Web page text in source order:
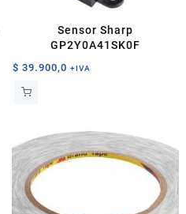
Sensor Sharp
GP2Y0A41SK0F
$ 39.900,0 +IVA